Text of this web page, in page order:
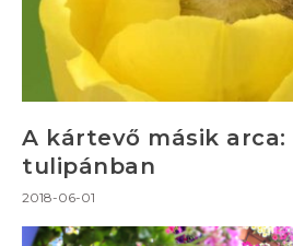
A kártevő másik arca:
tulipánban
2018-06-01